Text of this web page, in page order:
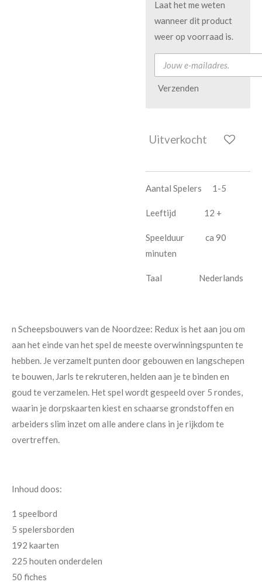
Laat het me weten
wanneer dit product
weer op voorraad is.
Verzenden
Uitverkocht
Aantal Spelers 1-5
Leeftijd 12 +
Speelduur ca 90
minuten
Taal Nederlands
n Scheepsbouwers van de Noordzee: Redux is het aan jou om
aan het einde van het spel de meeste overwinningspunten te
hebben. Je verzamelt punten door gebouwen en langschepen
te bouwen, Jarls te rekruteren, helden aan je te binden en
goud te verzamelen. Het spel wordt gespeeld over 5 rondes,
waarin je dorpskaarten kiest en schaarse grondstoffen en
arbeiders slim inzet om alle andere clans in je rijkdom te
overtreffen.
Inhoud doos:
1 speelbord
5 spelersborden
192 kaarten
225 houten onderdelen
50 fiches